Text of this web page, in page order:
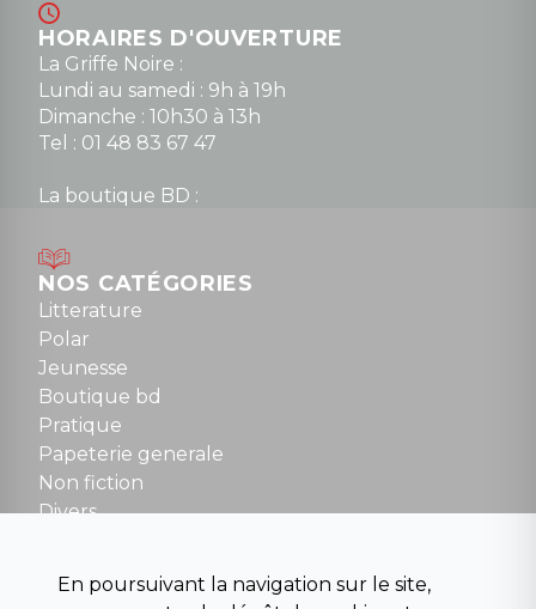
HORAIRES D'OUVERTURE
La Griffe Noire :
Lundi au samedi : 9h à 19h
Dimanche : 10h30 à 13h
Tel : 01 48 83 67 47
La boutique BD :
Mardi au samedi : 10h à 13h / 14h à 19h
Dimanche : 10h30 à 12h30
Tel : 01 48 89 13 88
NOUS CONTACTER
contact@la-griffe-noire.com
NOS CATÉGORIES
Litterature
Polar
Jeunesse
Boutique bd
Pratique
Papeterie generale
Non fiction
Divers
Para scolaire
En poursuivant la navigation sur le site,